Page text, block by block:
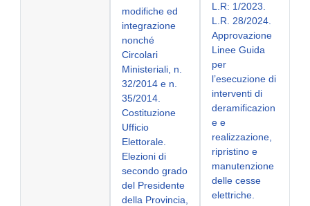
modifiche ed
integrazione
nonché
Circolari
Ministeriali, n.
32/2014 e n.
35/2014.
Costituzione
Ufficio
Elettorale.
Elezioni di
secondo grado
del Presidente
della Provincia,
L.R: 1/2023.
L.R. 28/2024.
Approvazione
Linee Guida
per
l’esecuzione di
interventi di
deramificazion
e e
realizzazione,
ripristino e
manutenzione
delle cesse
elettriche.